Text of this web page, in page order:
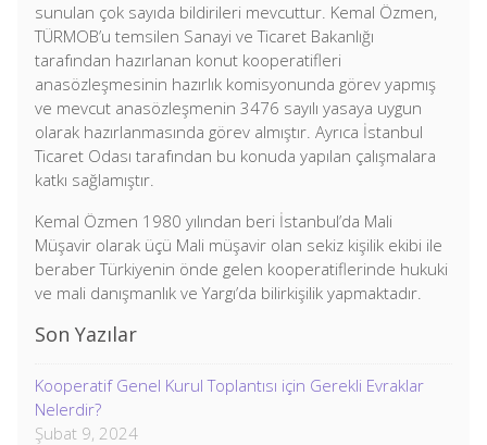
sunulan çok sayıda bildirileri mevcuttur. Kemal Özmen,
TÜRMOB’u temsilen Sanayi ve Ticaret Bakanlığı
tarafından hazırlanan konut kooperatifleri
anasözleşmesinin hazırlık komisyonunda görev yapmış
ve mevcut anasözleşmenin 3476 sayılı yasaya uygun
olarak hazırlanmasında görev almıştır. Ayrıca İstanbul
Ticaret Odası tarafından bu konuda yapılan çalışmalara
katkı sağlamıştır.
Kemal Özmen 1980 yılından beri İstanbul’da Mali
Müşavir olarak üçü Mali müşavir olan sekiz kişilik ekibi ile
beraber Türkiyenin önde gelen kooperatiflerinde hukuki
ve mali danışmanlık ve Yargı’da bilirkişilik yapmaktadır.
Son Yazılar
Kooperatif Genel Kurul Toplantısı için Gerekli Evraklar
Nelerdir?
Şubat 9, 2024